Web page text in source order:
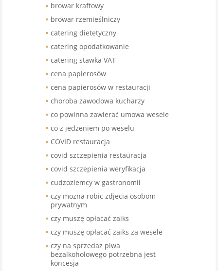
browar kraftowy
browar rzemieślniczy
catering dietetyczny
catering opodatkowanie
catering stawka VAT
cena papierosów
cena papierosów w restauracji
choroba zawodowa kucharzy
co powinna zawierać umowa wesele
co z jedzeniem po weselu
COVID restauracja
covid szczepienia restauracja
covid szczepienia weryfikacja
cudzoziemcy w gastronomii
czy mozna robic zdjecia osobom
prywatnym
czy muszę opłacać zaiks
czy muszę opłacać zaiks za wesele
czy na sprzedaz piwa
bezalkoholowego potrzebna jest
koncesja